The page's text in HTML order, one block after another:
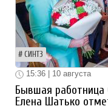
СИНТЗ
15:36 | 10 августа
Бывшая работница
Елена Шатько